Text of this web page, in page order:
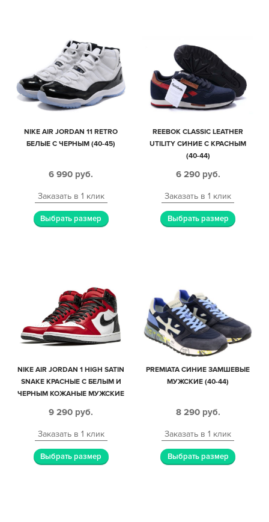
NIKE AIR JORDAN 11 RETRO
БЕЛЫЕ С ЧЕРНЫМ (40-45)
6 990 руб.
Заказать в 1 клик
Выбрать размер
REEBOK CLASSIC LEATHER
UTILITY СИНИЕ С КРАСНЫМ
(40-44)
6 290 руб.
Заказать в 1 клик
Выбрать размер
NIKE AIR JORDAN 1 HIGH SATIN
SNAKE КРАСНЫЕ С БЕЛЫМ И
ЧЕРНЫМ КОЖАНЫЕ МУЖСКИЕ
9 290 руб.
Заказать в 1 клик
Выбрать размер
PREMIATA СИНИЕ ЗАМШЕВЫЕ
МУЖСКИЕ (40-44)
8 290 руб.
Заказать в 1 клик
Выбрать размер